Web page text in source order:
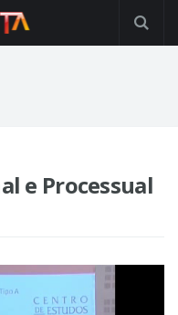
e Processual